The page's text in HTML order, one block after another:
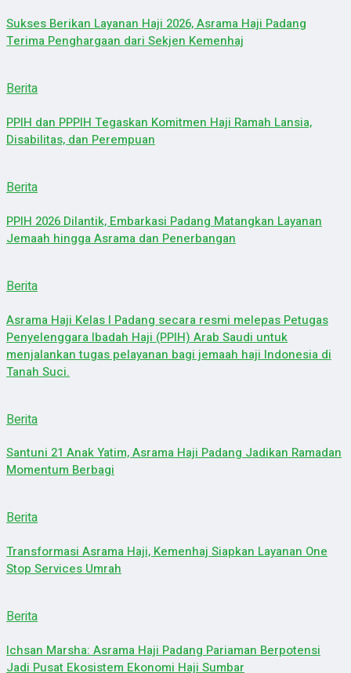
Sukses Berikan Layanan Haji 2026, Asrama Haji Padang
Terima Penghargaan dari Sekjen Kemenhaj
Berita
PPIH dan PPPIH Tegaskan Komitmen Haji Ramah Lansia,
Disabilitas, dan Perempuan
Berita
PPIH 2026 Dilantik, Embarkasi Padang Matangkan Layanan
Jemaah hingga Asrama dan Penerbangan
Berita
Asrama Haji Kelas I Padang secara resmi melepas Petugas
Penyelenggara Ibadah Haji (PPIH) Arab Saudi untuk
menjalankan tugas pelayanan bagi jemaah haji Indonesia di
Tanah Suci.
Berita
Santuni 21 Anak Yatim, Asrama Haji Padang Jadikan Ramadan
Momentum Berbagi
Berita
Transformasi Asrama Haji, Kemenhaj Siapkan Layanan One
Stop Services Umrah
Berita
Ichsan Marsha: Asrama Haji Padang Pariaman Berpotensi
Jadi Pusat Ekosistem Ekonomi Haji Sumbar